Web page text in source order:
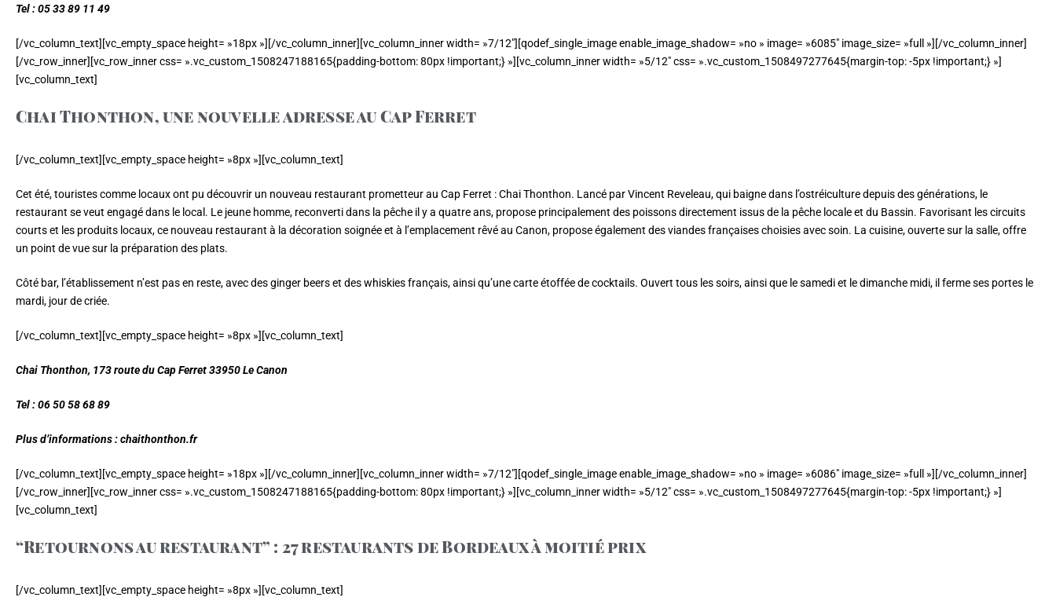
Tel : 05 33 89 11 49
[/vc_column_text][vc_empty_space height= »18px »][/vc_column_inner][vc_column_inner width= »7/12″][qodef_single_image enable_image_shadow= »no » image= »6085″ image_size= »full »][/vc_column_inner]
[/vc_row_inner][vc_row_inner css= ».vc_custom_1508247188165{padding-bottom: 80px !important;} »][vc_column_inner width= »5/12″ css= ».vc_custom_1508497277645{margin-top: -5px !important;} »]
[vc_column_text]
Chai Thonthon, une nouvelle adresse au Cap Ferret
[/vc_column_text][vc_empty_space height= »8px »][vc_column_text]
Cet été, touristes comme locaux ont pu découvrir un nouveau restaurant prometteur au Cap Ferret : Chai Thonthon. Lancé par Vincent Reveleau, qui baigne dans l’ostréiculture depuis des générations, le
restaurant se veut engagé dans le local. Le jeune homme, reconverti dans la pêche il y a quatre ans, propose principalement des poissons directement issus de la pêche locale et du Bassin. Favorisant les circuits
courts et les produits locaux, ce nouveau restaurant à la décoration soignée et à l’emplacement rêvé au Canon, propose également des viandes françaises choisies avec soin. La cuisine, ouverte sur la salle, offre
un point de vue sur la préparation des plats.
Côté bar, l’établissement n’est pas en reste, avec des ginger beers et des whiskies français, ainsi qu’une carte étoffée de cocktails. Ouvert tous les soirs, ainsi que le samedi et le dimanche midi, il ferme ses portes le
mardi, jour de criée.
[/vc_column_text][vc_empty_space height= »8px »][vc_column_text]
Chai Thonthon, 173 route du Cap Ferret 33950 Le Canon
Tel : 06 50 58 68 89
Plus d’informations : chaithonthon.fr
[/vc_column_text][vc_empty_space height= »18px »][/vc_column_inner][vc_column_inner width= »7/12″][qodef_single_image enable_image_shadow= »no » image= »6086″ image_size= »full »][/vc_column_inner]
[/vc_row_inner][vc_row_inner css= ».vc_custom_1508247188165{padding-bottom: 80px !important;} »][vc_column_inner width= »5/12″ css= ».vc_custom_1508497277645{margin-top: -5px !important;} »]
[vc_column_text]
“Retournons au restaurant” : 27 restaurants de Bordeaux à moitié prix
[/vc_column_text][vc_empty_space height= »8px »][vc_column_text]